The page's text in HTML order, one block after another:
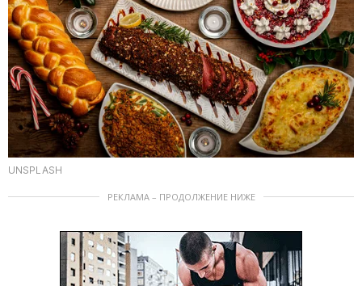
UNSPLASH
РЕКЛАМА – ПРОДОЛЖЕНИЕ НИЖЕ